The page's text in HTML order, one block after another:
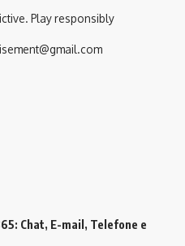
Play responsibly
Chat, E-mail, Telefone e